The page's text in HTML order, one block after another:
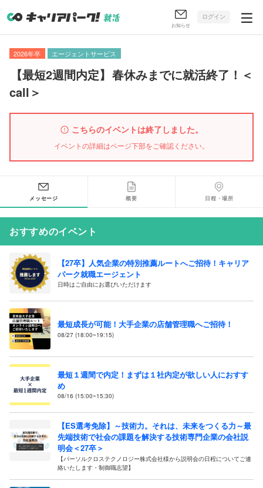
お知らせ
ログイン
2026年卒 エージェントサービス
【最短2週間内定】 春休みまでに就活終了！＜
call＞
こちらのイベントは終了しました。
イベントの詳細はページ下部をご確認ください。
メッセージ 概要 日程・場所
おすすめのイベント
【27卒】人気企業の特別推薦ルートへご招待！キャリア
パーク就職エージェント
日時はご自由にお選びいただけます
最短成長が可能！大手企業の店舗管理職へご招待！
08/27 (18:00~19:15)
最短１週間で内定！まずは１社内定が欲しい人におすす
め
08/16 (15:00~15:30)
【ES選考免除】～技術力。それは、未来をつくる力～最
先端技術で社会の課題を解決する技術専門企業の会社説
明会＜27卒＞
【パーソルクロステクノロジー株式会社様から説明会の日程についてご連
絡いたします・制御職志望】